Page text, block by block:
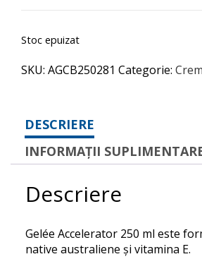
Stoc epuizat
SKU: AGCB250281 Categorie:
DESCRIERE
INFORMAȚII
Descriere
Gelée Accelerator 250 ml este
native australiene și vitamina E.